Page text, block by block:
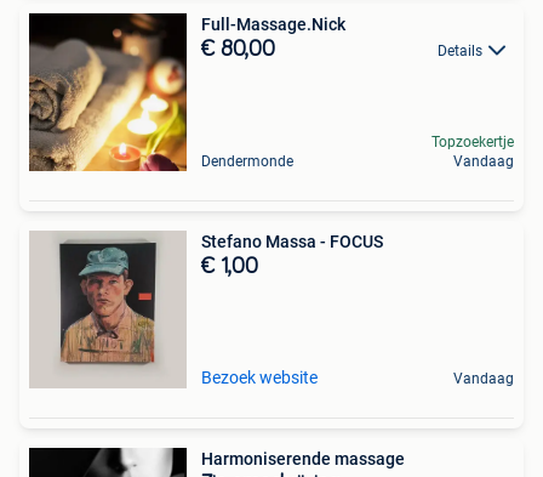
Full-Massage.Nick
€ 80,00 Details
Dendermonde
Topzoekertje
Vandaag
Stefano Massa - FOCUS
€ 1,00
Bezoek website Vandaag
Harmoniserende massage